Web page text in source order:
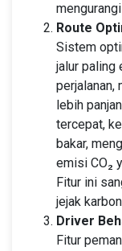
Route
Sistem
jalur paling
perjalanan,
lebih
tercepat,
bakar,
emisi CO₂
Fitur ini
jejak
Driver
Fitur